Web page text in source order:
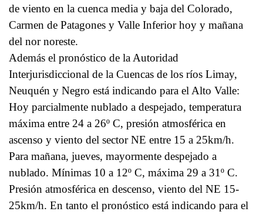
de viento en la cuenca media y baja del Colorado,
Carmen de Patagones y Valle Inferior hoy y mañana
del nor noreste.
Además el pronóstico de la Autoridad
Interjurisdiccional de la Cuencas de los ríos Limay,
Neuquén y Negro está indicando para el Alto Valle:
Hoy parcialmente nublado a despejado, temperatura
máxima entre 24 a 26º C, presión atmosférica en
ascenso y viento del sector NE entre 15 a 25km/h.
Para mañana, jueves, mayormente despejado a
nublado. Mínimas 10 a 12º C, máxima 29 a 31º C.
Presión atmosférica en descenso, viento del NE 15-
25km/h. En tanto el pronóstico está indicando para el